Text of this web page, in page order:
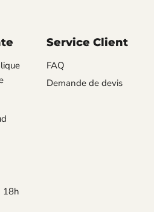
18h
Service Client
FAQ
Demande de devis